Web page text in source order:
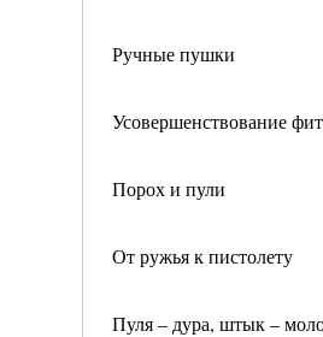
Ручные пушки
Усовершенствование
Порох и пули
От ружья к пистолету
Пуля – дура, штык –